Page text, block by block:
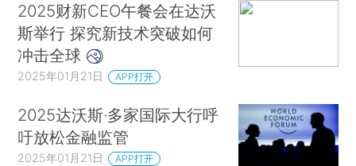
2025财新CEO午餐会在达沃
斯举行 探究新技术突破如何
冲击全球
2025年01月21日 APP打开
2025达沃斯·多家国际大行呼
吁放松金融监管
2025年01月21日 APP打开